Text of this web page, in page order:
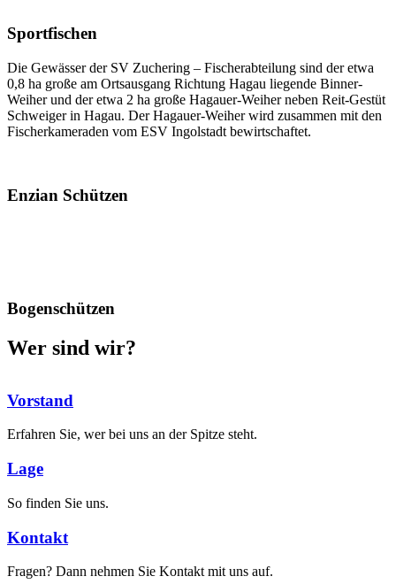
Sportfischen
Die Gewässer der SV Zuchering – Fischerabteilung sind der etwa
0,8 ha große am Ortsausgang Richtung Hagau liegende Binner-
Weiher und der etwa 2 ha große Hagauer-Weiher neben Reit-Gestüt
Schweiger in Hagau. Der Hagauer-Weiher wird zusammen mit den
Fischerkameraden vom ESV Ingolstadt bewirtschaftet.
Enzian Schützen
Bogenschützen
Wer sind wir?
Vorstand
Erfahren Sie, wer bei uns an der Spitze steht.
Lage
So finden Sie uns.
Kontakt
Fragen? Dann nehmen Sie Kontakt mit uns auf.